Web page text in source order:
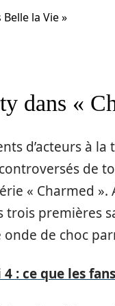
la Vie »
dans «
d’acteurs à
de
« Charmed
premières
de choc
4 : ce que les